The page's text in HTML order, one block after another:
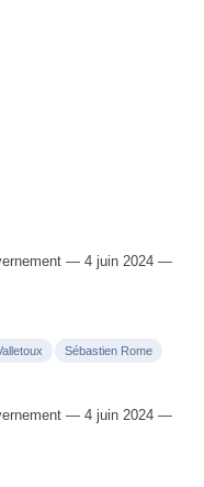
— 4 juin 2024 —
Sébastien Rome
— 4 juin 2024 —